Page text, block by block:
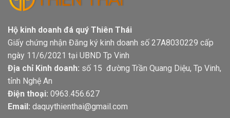
Hộ kinh doanh đá quý Thiên Thái
Giấy chứng nhận Đăng ký kinh doanh số 27A8030229 cấp
ngày 11/6/2021 tại UBND Tp Vinh
Địa chỉ Kinh doanh: số 15 đường Trần Quang Diệu, Tp Vinh,
tỉnh Nghệ An
Điện thoại: 0963.456.627
Email: daquythienthai@gmail.com